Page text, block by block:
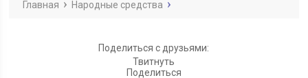
Главная Народные средства
Поделиться с друзьями:
Твитнуть
Поделиться